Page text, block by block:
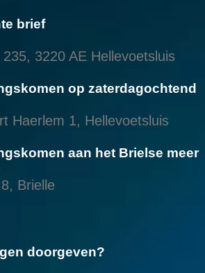
brief
3220 AE Hellevoetsluis
op zaterdagochtend
Haerlem 1, Hellevoetsluis
aan het Brielse meer
Brielle
doorgeven?